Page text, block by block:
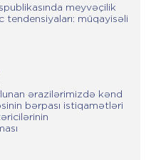
meyvəçilik
tendensiyaları: müqayisəli
ərazilərimizdə kənd
bərpası istiqamətləri